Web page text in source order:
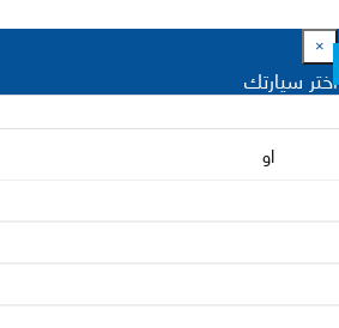
×
اختر سيارتك
او